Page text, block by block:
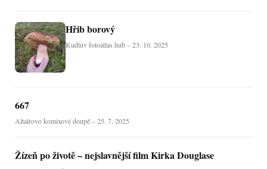
Hřib borový
Kudluv fotoatlas hub – 23. 10. 2025
667
Altaïrovo komixové doupě – 25. 7. 2025
Žízeň po životě – nejslavnější film Kirka Douglase